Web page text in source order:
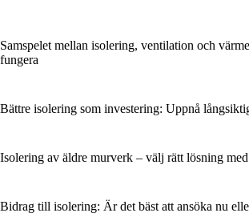
Samspelet mellan isolering, ventilation och
fungera
Bättre isolering som investering: Uppnå
Isolering av äldre murverk – välj rätt lösning
Bidrag till isolering: Är det bäst att ansöka nu